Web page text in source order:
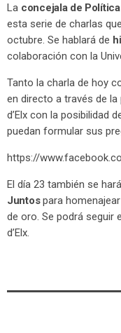
La concejala de
esta serie de charlas
octubre. Se hablará de
colaboración con la
Tanto la charla de hoy
en directo a través de
d’Elx con la posibilidad
puedan formular sus
https://
El día 23 también se
Juntospara
de oro. Se podrá seguir
d’Elx.